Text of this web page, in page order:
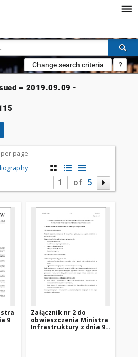
Change search criteria ?
= 2019.09.09 -
page
of 5
9
Załącznik nr 2 do
obwieszczenia Ministra
Infrastruktury z dnia 9